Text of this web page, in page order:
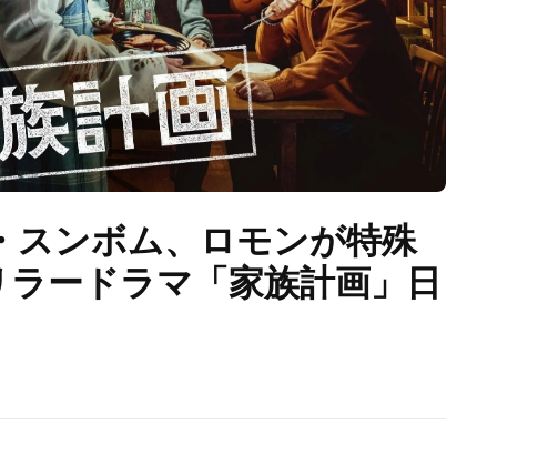
スンボム、ロモンが特殊
ードラマ「家族計画」日